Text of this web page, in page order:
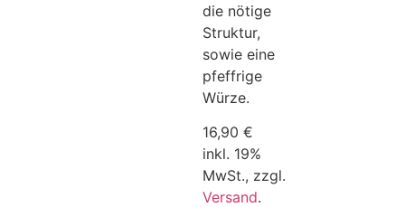
die nötige
Struktur,
sowie eine
pfeffrige
Würze.
16,90 €
inkl. 19%
MwSt., zzgl.
Versand.